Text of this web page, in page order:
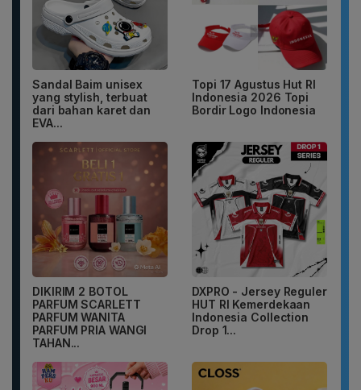
Sandal Baim unisex
yang stylish, terbuat
dari bahan karet dan
EVA...
Topi 17 Agustus Hut RI
Indonesia 2026 Topi
Bordir Logo Indonesia
DIKIRIM 2 BOTOL
PARFUM SCARLETT
PARFUM WANITA
PARFUM PRIA WANGI
TAHAN...
DXPRO - Jersey Reguler
HUT RI Kemerdekaan
Indonesia Collection
Drop 1...